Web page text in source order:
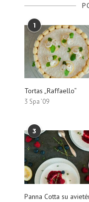
1
Tortas „Raffaello“
3 Spa ’09
3
Panna Cotta su